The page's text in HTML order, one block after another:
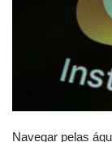
Navegar pelas